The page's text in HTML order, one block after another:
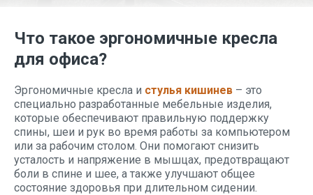
Что такое эргономичные кресла
для офиса?
Эргономичные кресла и стулья кишинев – это
специально разработанные мебельные изделия,
которые обеспечивают правильную поддержку
спины, шеи и рук во время работы за компьютером
или за рабочим столом. Они помогают снизить
усталость и напряжение в мышцах, предотвращают
боли в спине и шее, а также улучшают общее
состояние здоровья при длительном сидении.